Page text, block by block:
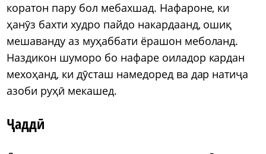
коратон пару бол мебахшад. Нафароне, ки
ҳанӯз бахти худро пайдо накардаанд, ошиқ
мешаванду аз муҳаббати ёрашон меболанд.
Наздикон шуморо бо нафаре оиладор кардан
мехоҳанд, ки дӯсташ намедоред ва дар натиҷа
азоби руҳӣ мекашед.
Ҷаддӣ